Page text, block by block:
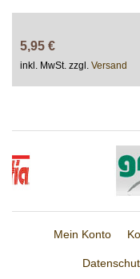
5,95 €
inkl. MwSt. zzgl. Versand
Mein Konto